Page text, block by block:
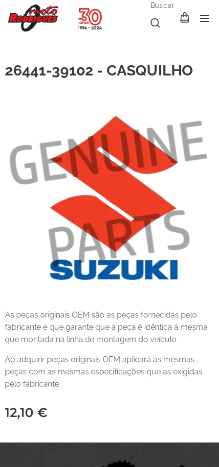
Buscar
26441-39102 - CASQUILHO
As peças originais OEM são as peças fornecidas pelo
fabricante e que garante que a peça é idêntica à mesma
que montada na linha de montagem do veículo.
Ao adquirir peças originais OEM aplicará as mesmas
peças com as mesmas especificações que as exigidas
pelo fabricante.
12,10 €